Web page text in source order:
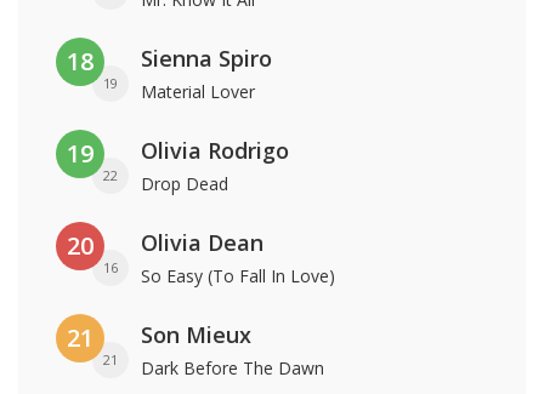
18
19
Sienna Spiro
Material Lover
19
22
Olivia Rodrigo
Drop Dead
20
16
Olivia Dean
So Easy (To Fall In Love)
21
21
Son Mieux
Dark Before The Dawn